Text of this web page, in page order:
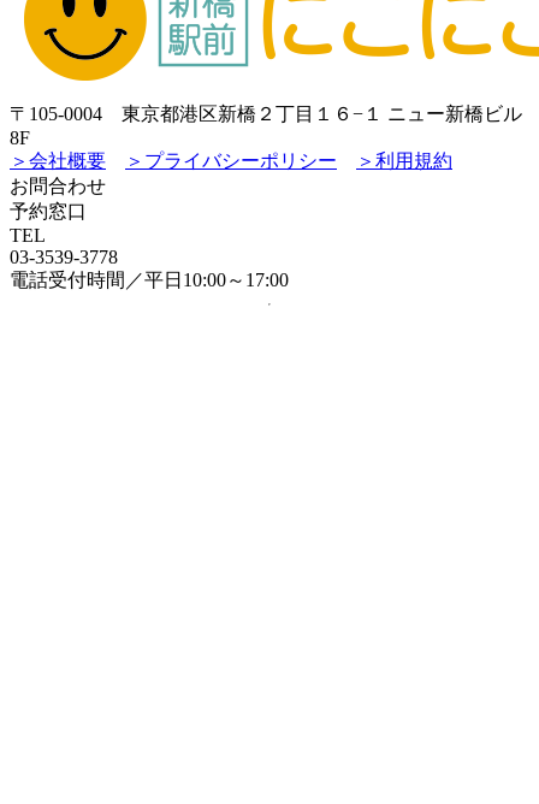
〒105-0004 東京都港区新橋２丁目１６−１ ニュー新橋ビル
8F
＞会社概要
＞プライバシーポリシー
＞利用規約
お問合わせ
予約窓口
TEL
03-3539-3778
電話受付時間／平日10:00～17:00